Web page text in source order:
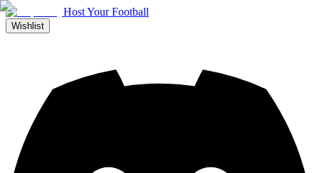
Host Your Football
Wishlist